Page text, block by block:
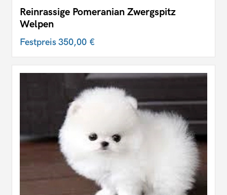
Reinrassige Pomeranian Zwergspitz
Welpen
Festpreis350,00 €